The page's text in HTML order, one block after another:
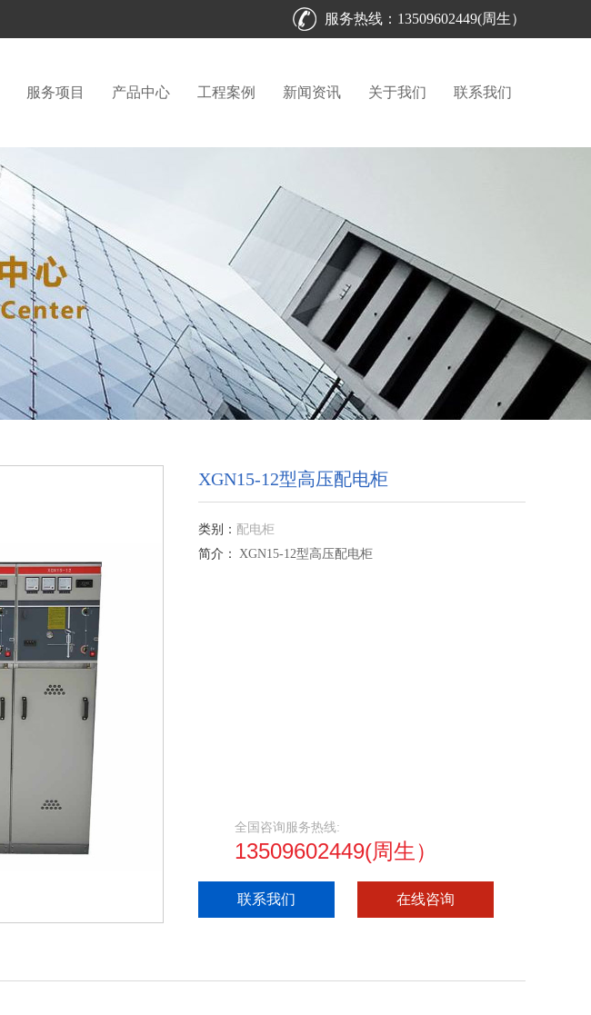
服务热线：13509602449(周生）
服务项目 产品中心 工程案例 新闻资讯 关于我们 联系我们
XGN15-12型高压配电柜
类别： 配电柜
简介： XGN15-12型高压配电柜
全国咨询服务热线:
13509602449(周生）
联系我们 在线咨询